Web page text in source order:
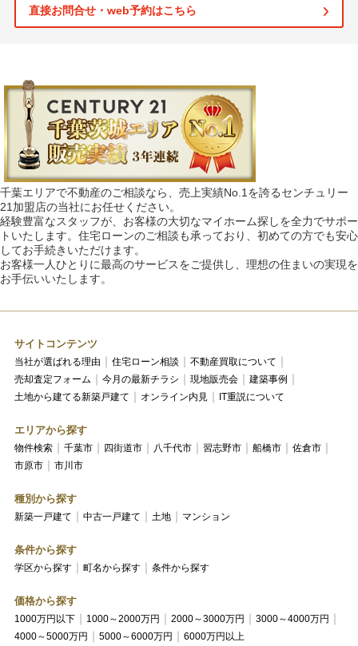
直接お問合せ・web予約はこちら
千葉エリアで不動産のご相談なら、売上実績No.1を誇るセンチュリー
21加盟店の当社にお任せください。
経験豊富なスタッフが、お客様の大切なマイホーム探しを全力でサポー
トいたします。住宅ローンのご相談も承っており、初めての方でも安心
してお手続きいただけます。
お客様一人ひとりに最高のサービスをご提供し、理想の住まいの実現を
お手伝いいたします。
サイトコンテンツ
当社が選ばれる理由 住宅ローン相談
不動産買取について
売却査定フォーム
今月の最新チラシ 現地販売会
建築事例
土地から建てる新築戸建て
オンライン内見 IT重説について
エリアから探す
物件検索 千葉市 四街道市 八千代市 習志野市 船橋市
佐倉市
市原市
市川市
種別から探す
新築一戸建て 中古一戸建て 土地 マンション
条件から探す
学区から探す 町名から探す 条件から探す
価格から探す
1000万円以下 1000～2000万円 2000～3000万円
3000～4000万円
4000～5000万円
5000～6000万円 6000万円以上